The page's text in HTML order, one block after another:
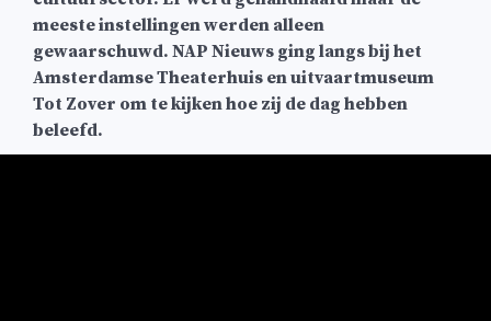
meeste instellingen werden alleen
gewaarschuwd. NAP Nieuws ging langs bij het
Amsterdamse Theaterhuis en uitvaartmuseum
Tot Zover om te kijken hoe zij de dag hebben
beleefd.